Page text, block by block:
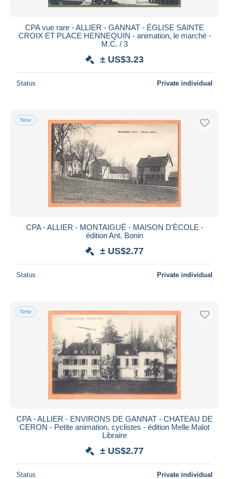
CPA vue rare - ALLIER - GANNAT - ÉGLISE SAINTE
CROIX ET PLACE HENNEQUIN - animation, le marché -
M.C. / 3
± US$3.23
Status Private individual
New
CPA - ALLIER - MONTAIGUË - MAISON D'ÉCOLE -
édition Ant. Bonin
± US$2.77
Status Private individual
New
CPA - ALLIER - ENVIRONS DE GANNAT - CHATEAU DE
CERON - Petite animation, cyclistes - édition Melle Malot
Libraire
± US$2.77
Status Private individual